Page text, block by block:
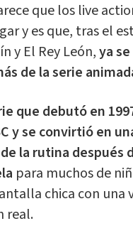
que los live
y es que, tras el
y El Rey León,ya
de la serie
que debutó en
y se convirtió en
la rutina después
para muchos de
chica con una
real.